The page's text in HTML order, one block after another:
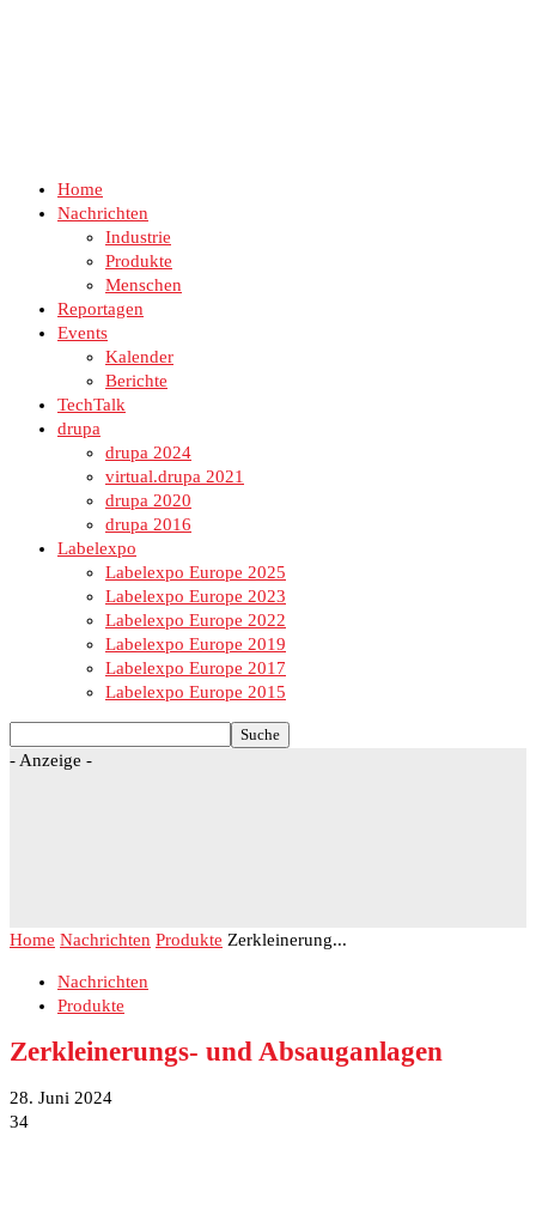
Home
Nachrichten
Industrie
Produkte
Menschen
Reportagen
Events
Kalender
Berichte
TechTalk
drupa
drupa 2024
virtual.drupa 2021
drupa 2020
drupa 2016
Labelexpo
Labelexpo Europe 2025
Labelexpo Europe 2023
Labelexpo Europe 2022
Labelexpo Europe 2019
Labelexpo Europe 2017
Labelexpo Europe 2015
- Anzeige -
Home Nachrichten Produkte Zerkleinerung...
Nachrichten
Produkte
Zerkleinerungs- und Absauganlagen
28. Juni 2024
34